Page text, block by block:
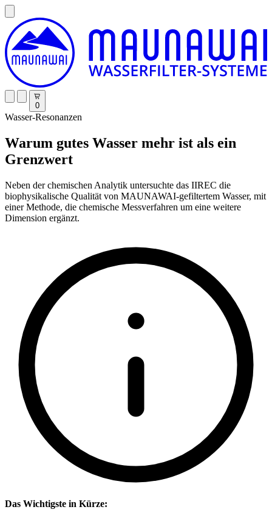
0
Wasser-Resonanzen
Warum gutes Wasser mehr ist als ein
Grenzwert
Neben der chemischen Analytik untersuchte das IIREC die
biophysikalische Qualität von MAUNAWAI-gefiltertem Wasser, mit
einer Methode, die chemische Messverfahren um eine weitere
Dimension ergänzt.
Das Wichtigste in Kürze: